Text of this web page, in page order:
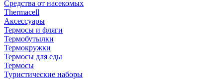
Средства от насекомых
Thermacell
Аксессуары
Термосы и фляги
Термобутылки
Термокружки
Термосы для еды
Термосы
Туристические наборы